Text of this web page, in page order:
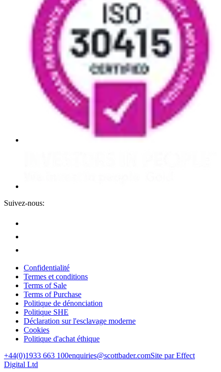
Suivez-nous:
Confidentialité
Termes et conditions
Terms of Sale
Terms of Purchase
Politique de dénonciation
Politique SHE
Déclaration sur l'esclavage moderne
Cookies
Politique d'achat éthique
+44(0)1933 663 100enquiries@scottbader.comSite par Effect
Digital Ltd